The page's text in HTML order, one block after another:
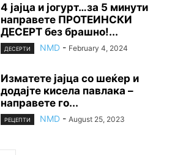
4 јајца и јогурт…за 5 минути
направете ПРОТЕИНСКИ
ДЕСЕРТ без брашно!...
ДЕСЕРТИ NMD - February 4, 2024
Изматете јајца со шеќер и
додајте кисела павлака –
направете го...
РЕЦЕПТИ NMD - August 25, 2023